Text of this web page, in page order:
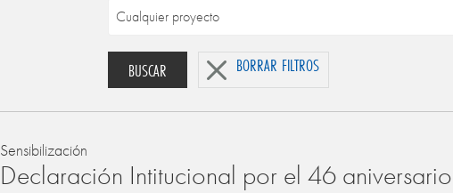
BUSCAR BORRAR FILTROS
Sensibilización
Declaración Intitucional por el 46